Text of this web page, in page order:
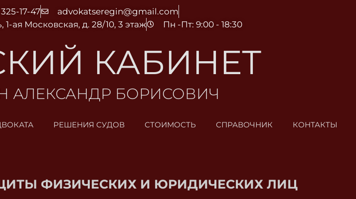
17-47
advokatseregin@gmail.com
ая Московская, д. 28/10, 3 этаж
Пн -Пт: 9:00 - 18:30
КАБИНЕТ
АЛЕКСАНДР БОРИСОВИЧ
РЕШЕНИЯ СУДОВ СТОИМОСТЬ СПРАВОЧНИК КОНТАКТЫ
ФИЗИЧЕСКИХ И ЮРИДИЧЕСКИХ ЛИЦ